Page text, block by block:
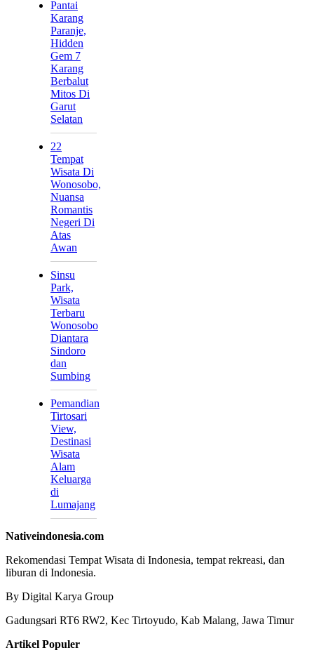
Pantai
Karang
Paranje,
Hidden
Gem 7
Karang
Berbalut
Mitos Di
Garut
Selatan
22
Tempat
Wisata Di
Wonosobo,
Nuansa
Romantis
Negeri Di
Atas
Awan
Sinsu
Park,
Wisata
Terbaru
Wonosobo
Diantara
Sindoro
dan
Sumbing
Pemandian
Tirtosari
View,
Destinasi
Wisata
Alam
Keluarga
di
Lumajang
Nativeindonesia.com
Rekomendasi Tempat Wisata di Indonesia, tempat rekreasi, dan
liburan di Indonesia.
By Digital Karya Group
Gadungsari RT6 RW2, Kec Tirtoyudo, Kab Malang, Jawa Timur
Artikel Populer